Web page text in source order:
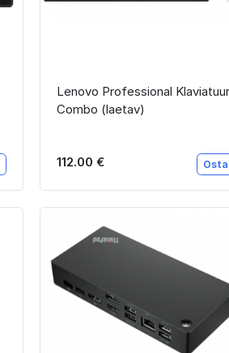
Lenovo Professional
Combo (laetav)
112.00 €